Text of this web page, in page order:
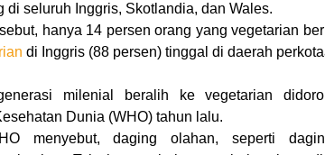
di seluruh Inggris, Skotlandia, dan Wales.
hanya 14 persen orang yang vegetarian
di Inggris (88 persen) tinggal di daerah
milenial beralih ke vegetarian
Dunia (WHO) tahun lalu.
menyebut, daging olahan, seperti